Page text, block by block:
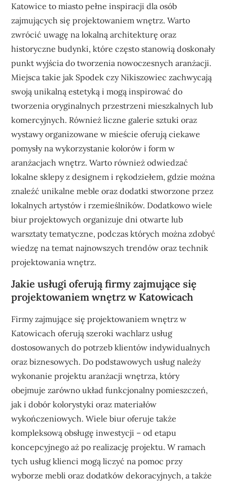
Katowice to miasto pełne inspiracji dla osób
zajmujących się projektowaniem wnętrz. Warto
zwrócić uwagę na lokalną architekturę oraz
historyczne budynki, które często stanowią doskonały
punkt wyjścia do tworzenia nowoczesnych aranżacji.
Miejsca takie jak Spodek czy Nikiszowiec zachwycają
swoją unikalną estetyką i mogą inspirować do
tworzenia oryginalnych przestrzeni mieszkalnych lub
komercyjnych. Również liczne galerie sztuki oraz
wystawy organizowane w mieście oferują ciekawe
pomysły na wykorzystanie kolorów i form w
aranżacjach wnętrz. Warto również odwiedzać
lokalne sklepy z designem i rękodziełem, gdzie można
znaleźć unikalne meble oraz dodatki stworzone przez
lokalnych artystów i rzemieślników. Dodatkowo wiele
biur projektowych organizuje dni otwarte lub
warsztaty tematyczne, podczas których można zdobyć
wiedzę na temat najnowszych trendów oraz technik
projektowania wnętrz.
Jakie usługi oferują firmy zajmujące się
projektowaniem wnętrz w Katowicach
Firmy zajmujące się projektowaniem wnętrz w
Katowicach oferują szeroki wachlarz usług
dostosowanych do potrzeb klientów indywidualnych
oraz biznesowych. Do podstawowych usług należy
wykonanie projektu aranżacji wnętrza, który
obejmuje zarówno układ funkcjonalny pomieszczeń,
jak i dobór kolorystyki oraz materiałów
wykończeniowych. Wiele biur oferuje także
kompleksową obsługę inwestycji – od etapu
koncepcyjnego aż po realizację projektu. W ramach
tych usług klienci mogą liczyć na pomoc przy
wyborze mebli oraz dodatków dekoracyjnych, a także